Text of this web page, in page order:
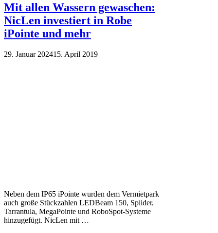
Mit allen Wassern gewaschen:
NicLen investiert in Robe
iPointe und mehr
29. Januar 202415. April 2019
Neben dem IP65 iPointe wurden dem Vermietpark
auch große Stückzahlen LEDBeam 150, Spiider,
Tarrantula, MegaPointe und RoboSpot-Systeme
hinzugefügt. NicLen mit …